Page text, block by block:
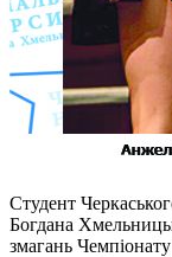
Студент
Богдана
змагань